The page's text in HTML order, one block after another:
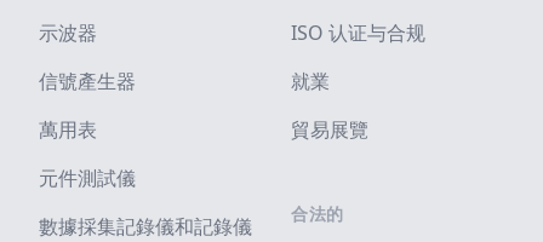
示波器
信號產生器
萬用表
元件測試儀
數據採集記錄儀和記錄儀
ISO 认证与合规
就業
貿易展覽
合法的